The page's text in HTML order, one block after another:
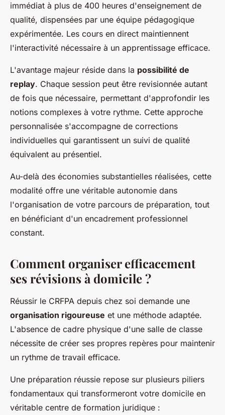
immédiat à plus de 400 heures d'enseignement de
qualité, dispensées par une équipe pédagogique
expérimentée. Les cours en direct maintiennent
l'interactivité nécessaire à un apprentissage efficace.
L'avantage majeur réside dans la possibilité de
replay. Chaque session peut être revisionnée autant
de fois que nécessaire, permettant d'approfondir les
notions complexes à votre rythme. Cette approche
personnalisée s'accompagne de corrections
individuelles qui garantissent un suivi de qualité
équivalent au présentiel.
Au-delà des économies substantielles réalisées, cette
modalité offre une véritable autonomie dans
l'organisation de votre parcours de préparation, tout
en bénéficiant d'un encadrement professionnel
constant.
Comment organiser efficacement
ses révisions à domicile ?
Réussir le CRFPA depuis chez soi demande une
organisation rigoureuse et une méthode adaptée.
L'absence de cadre physique d'une salle de classe
nécessite de créer ses propres repères pour maintenir
un rythme de travail efficace.
Une préparation réussie repose sur plusieurs piliers
fondamentaux qui transformeront votre domicile en
véritable centre de formation juridique :